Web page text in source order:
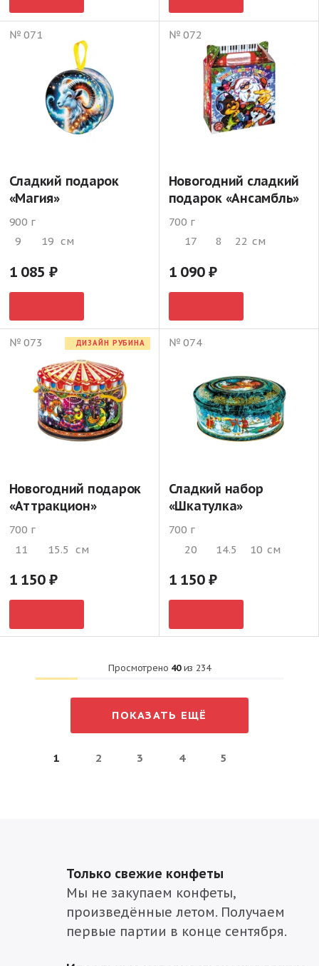
№ 071
Сладкий подарок
«Магия»
900 г
9
19 см
1 085
№ 072
Новогодний сладкий
подарок «Ансамбль»
700 г
17
8 22 см
1 090
№ 073 ДИЗАЙН РУБИНА
Новогодний подарок
«Аттракцион»
700 г
11
15.5 см
1 150
№ 074
Сладкий набор
«Шкатулка»
700 г
20
14.5 10 см
1 150
Просмотрено 40из 234
ПОКАЗАТЬ ЕЩЁ
1 2 3 4 5
Только свежие конфеты
Мы не закупаем конфеты,
произведённые летом. Получаем
первые партии в конце сентября.